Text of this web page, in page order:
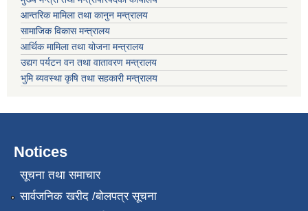
आन्तरिक मामिला तथा कानुन मन्त्रालय
सामाजिक विकास मन्त्रालय
आर्थिक मामिला तथा योजना मन्त्रालय
उद्यग पर्यटन वन तथा वातावरण मन्त्रालय
भुमि ब्यवस्था कृषि तथा सहकारी मन्त्रालय
Notices
सूचना तथा समाचार
सार्वजनिक खरीद /बोलपत्र सूचना